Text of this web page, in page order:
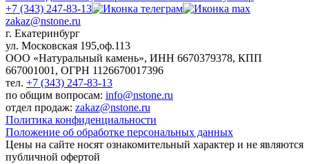
+7 (343) 247-83-13
zakaz@nstone.ru
г. Екатеринбург
ул. Московская 195,оф.113
ООО «Натуральный камень», ИНН 6670379378, КПП
667001001, ОГРН 1126670017396
тел. +7 (343) 247-83-13
по общим вопросам: info@nstone.ru
отдел продаж: zakaz@nstone.ru
Политика конфиденциальности
Положение об обработке персональных данных
Цены на сайте носят ознакомительный характер и не являются
публичной офертой